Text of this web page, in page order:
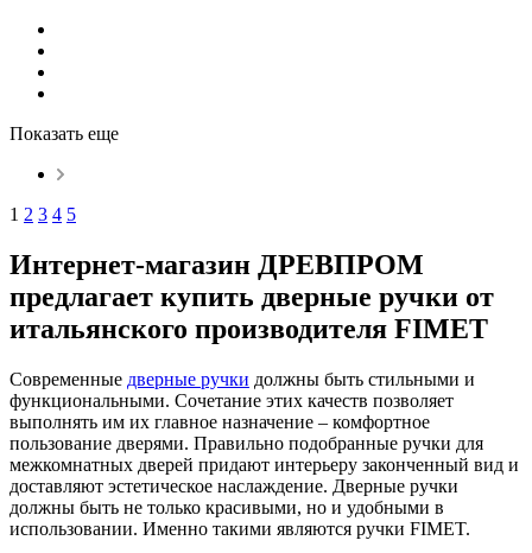
Показать еще
1 2 3 4 5
Интернет-магазин ДРЕВПРОМ
предлагает купить дверные ручки от
итальянского производителя FIMET
Современные дверные ручки должны быть стильными и
функциональными. Сочетание этих качеств позволяет
выполнять им их главное назначение – комфортное
пользование дверями. Правильно подобранные ручки для
межкомнатных дверей придают интерьеру законченный вид и
доставляют эстетическое наслаждение. Дверные ручки
должны быть не только красивыми, но и удобными в
использовании. Именно такими являются ручки FIMET.